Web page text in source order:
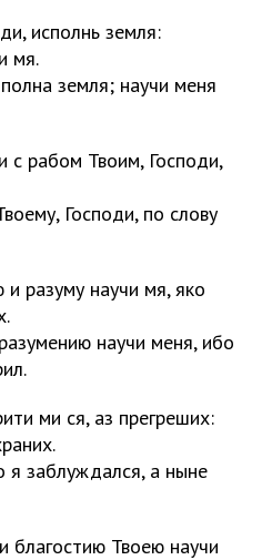
исполнь земля:
мя.
земля; научи меня
с рабом Твоим, Господи,
Господи, по слову
и разуму научи мя, яко
научи меня, ибо
ми ся, аз прегреших:
заблуждался, а ныне
благостию Твоею научи